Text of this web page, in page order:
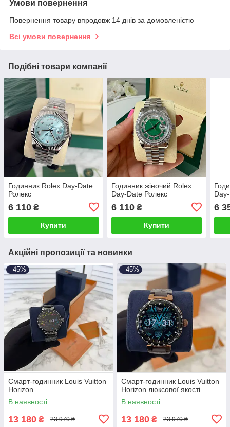
Умови повернення
Повернення товару впродовж 14 днів за домовленістю
Всі умови повернення
Подібні товари компанії
Годинник Rolex Day-Date
Ролекс
6 110 ₴
Купити
Годинник жіночий Rolex
Day-Date Ролекс
6 110₴
Купити
6
Акційні пропозиції та новинки
–45%
Смарт-годинник Louis Vuitton
Horizon
В наявності
13 180 ₴ 23 970 ₴
–45%
Смарт-годинник Louis Vuitton
Horizon люксової якості
В наявності
13 180 ₴ 23 970 ₴